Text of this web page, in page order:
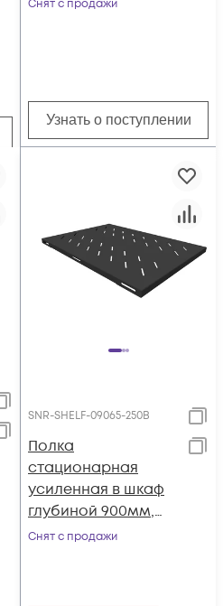
Снят с продажи
Узнать о поступлении
SNR-SHELF-09065-250B
Полка
стационарная
усиленная в шкаф
глубиной 900мм,
(глубина полки
Снят с продажи